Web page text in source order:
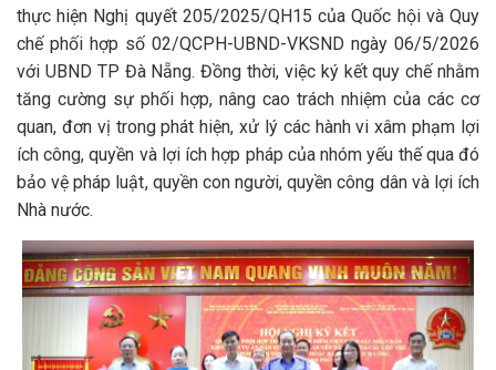
thực hiện Nghị quyết 205/2025/QH15 của Quốc hội và Quy
chế phối hợp số 02/QCPH-UBND-VKSND ngày 06/5/2026
với UBND TP Đà Nẵng. Đồng thời, việc ký kết quy chế nhằm
tăng cường sự phối hợp, nâng cao trách nhiệm của các cơ
quan, đơn vị trong phát hiện, xử lý các hành vi xâm phạm lợi
ích công, quyền và lợi ích hợp pháp của nhóm yếu thế qua đó
bảo vệ pháp luật, quyền con người, quyền công dân và lợi ích
Nhà nước.